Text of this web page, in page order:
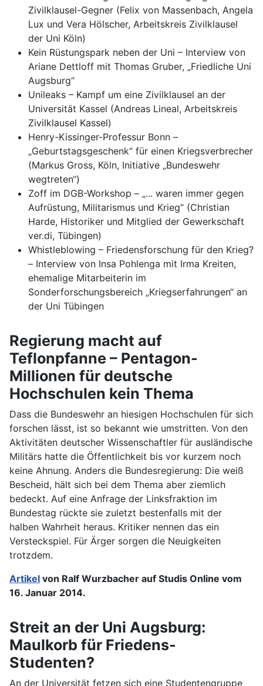
Zivilklausel-Gegner (Felix von Massenbach, Angela
Lux und Vera Hölscher, Arbeitskreis Zivilklausel
der Uni Köln)
Kein Rüstungspark neben der Uni – Interview von
Ariane Dettloff mit Thomas Gruber, „Friedliche Uni
Augsburg“
Unileaks – Kampf um eine Zivilklausel an der
Universität Kassel (Andreas Lineal, Arbeitskreis
Zivilklausel Kassel)
Henry-Kissinger-Professur Bonn –
„Geburtstagsgeschenk“ für einen Kriegsverbrecher
(Markus Gross, Köln, Initiative „Bundeswehr
wegtreten“)
Zoff im DGB-Workshop – „... waren immer gegen
Aufrüstung, Militarismus und Krieg“ (Christian
Harde, Historiker und Mitglied der Gewerkschaft
ver.di, Tübingen)
Whistleblowing – Friedensforschung für den Krieg?
– Interview von Insa Pohlenga mit Irma Kreiten,
ehemalige Mitarbeiterin im
Sonderforschungsbereich „Kriegserfahrungen“ an
der Uni Tübingen
Regierung macht auf
Teflonpfanne – Pentagon-
Millionen für deutsche
Hochschulen kein Thema
Dass die Bundeswehr an hiesigen Hochschulen für sich
forschen lässt, ist so bekannt wie umstritten. Von den
Aktivitäten deutscher Wissenschaftler für ausländische
Militärs hatte die Öffentlichkeit bis vor kurzem noch
keine Ahnung. Anders die Bundesregierung: Die weiß
Bescheid, hält sich bei dem Thema aber ziemlich
bedeckt. Auf eine Anfrage der Linksfraktion im
Bundestag rückte sie zuletzt bestenfalls mit der
halben Wahrheit heraus. Kritiker nennen das ein
Versteckspiel. Für Ärger sorgen die Neuigkeiten
trotzdem.
Artikel von Ralf Wurzbacher auf Studis Online vom
16. Januar 2014.
Streit an der Uni Augsburg:
Maulkorb für Friedens-
Studenten?
An der Universität fetzen sich eine Studentengruppe